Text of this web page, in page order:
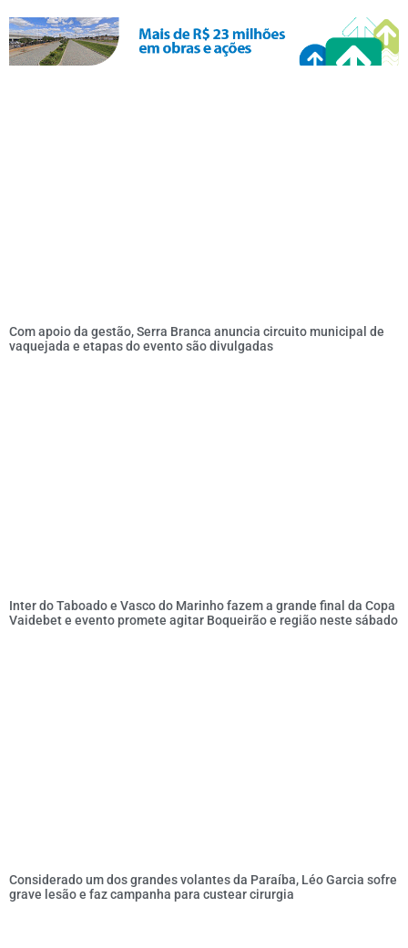
Com apoio da gestão, Serra Branca anuncia circuito municipal de
vaquejada e etapas do evento são divulgadas
Inter do Taboado e Vasco do Marinho fazem a grande final da Copa
Vaidebet e evento promete agitar Boqueirão e região neste sábado
Considerado um dos grandes volantes da Paraíba, Léo Garcia sofre
grave lesão e faz campanha para custear cirurgia